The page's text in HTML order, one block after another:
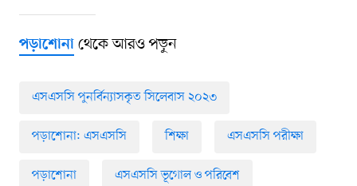
পড়াশোনাথেকে আরও পড়ুন
এসএসসি পুনর্বিন্যাসকৃত সিলেবাস ২০২৩
পড়াশোনা: এসএসসি শিক্ষা এসএসসি পরীক্ষা
পড়াশোনা এসএসসি ভূগোল ও পরিবেশ